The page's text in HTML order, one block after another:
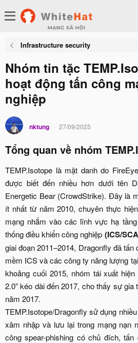
Infrastructure security
Nhóm tin tặc
hoạt động tấn công
nghiệp
nktung 27/09/2025
Tổng quan về nhóm
TEMP.Isotope là mật danh do
được biết đến nhiều hơn dưới tên
Energetic Bear (CrowdStrike). Đây là
ít nhất từ năm 2010, chuyên thực
mạng nhắm vào các lĩnh vực hạ
thống điều khiển công nghiệp (ICS/
giai đoạn 2011–2014, Dragonfly đã
mềm ICS và các công ty năng lượng
khoảng cuối 2015, nhóm tái xuất
2.0” kéo dài đến 2017, cho thấy sự gia
năm 2017.
TEMP.Isotope/Dragonfly sử dụng
xâm nhập và lưu lại trong mạng nạn
công spear-phishing có chủ đích, tấn